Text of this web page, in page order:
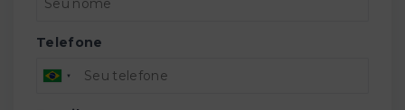
Telefone